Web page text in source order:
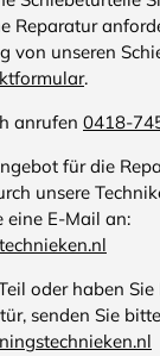
Reparatur
von unseren
.
anrufen 0418-
für die
unsere
eine E-Mail an:
oder haben
senden Sie